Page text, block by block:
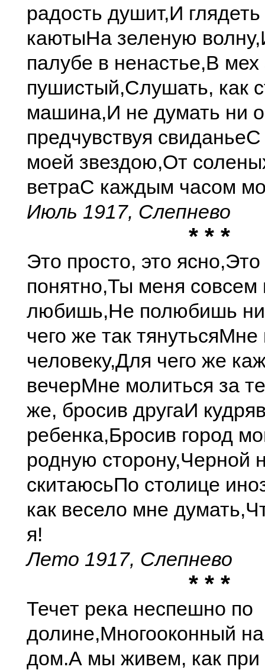
радость душит,И
каютыНа зеленую волну,
палубе в ненастье,В мех
пушистый,Слушать, как
машина,И не думать ни
предчувствуя свиданьеС
моей звездою,От
ветраС каждым часом
Июль 1917, Слепнево
* * *
Это просто, это ясно,Это
понятно,Ты меня совсем
любишь,Не полюбишь
чего же так тянутьсяМне
человеку,Для чего же
вечерМне молиться за
же, бросив другаИ
ребенка,Бросив город
родную сторону,Черной
скитаюсьПо столице
как весело мне думать,
я!
Лето 1917, Слепнево
* * *
Течет река неспешно по
долине,Многооконный
дом.А мы живем, как при